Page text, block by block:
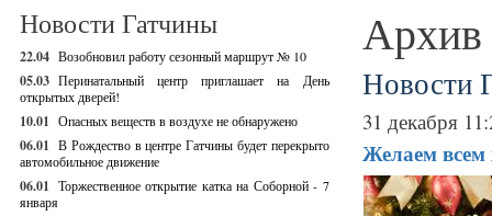
Новости Гатчины
22.04 Возобновил работу сезонный маршрут № 10
05.03 Перинатальный центр приглашает на День
открытых дверей!
10.01 Опасных веществ в воздухе не обнаружено
06.01 В Рождество в центре Гатчины будет перекрыто
автомобильное движение
06.01 Торжественное открытие катка на Соборной - 7
января
Архив
Новости
31 декабря
Желаем всем